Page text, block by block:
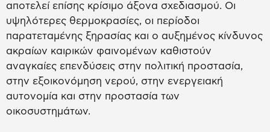
αποτελεί επίσης κρίσιμο άξονα σχεδιασμού. Οι
υψηλότερες θερμοκρασίες, οι περίοδοι
παρατεταμένης ξηρασίας και ο αυξημένος κίνδυνος
ακραίων καιρικών φαινομένων καθιστούν
αναγκαίες επενδύσεις στην πολιτική προστασία,
στην εξοικονόμηση νερού, στην ενεργειακή
αυτονομία και στην προστασία των
οικοσυστημάτων.